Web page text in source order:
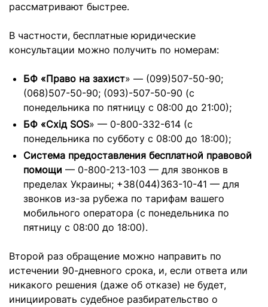
рассматривают быстрее.
В частности, бесплатные юридические
консультации можно получить по номерам:
БФ «Право на захист» — (099)507-50-90;
(068)507-50-90; (093)-507-50-90 (с
понедельника по пятницу с 08:00 до 21:00);
БФ «Схід SOS» — 0-800-332-614 (с
понедельника по субботу с 08:00 до 18:00);
Система предоставления бесплатной правовой
помощи — 0-800-213-103 — для звонков в
пределах Украины; +38(044)363-10-41 — для
звонков из-за рубежа по тарифам вашего
мобильного оператора (с понедельника по
пятницу с 08:00 до 18:00).
Второй раз обращение можно направить по
истечении 90-дневного срока, и, если ответа или
никакого решения (даже об отказе) не будет,
инициировать судебное разбирательство о